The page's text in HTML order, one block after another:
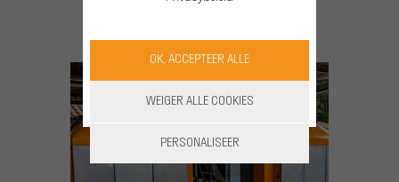
OK, ACCEPTEER ALLE
WEIGER ALLE COOKIES
PERSONALISEER